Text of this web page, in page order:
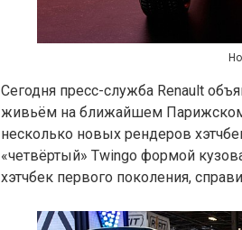
Сегодня пресс-служба Renault
живьём на ближайшем Парижском
несколько новых рендеров
«четвёртый» Twingo формой
хэтчбек первого поколения,